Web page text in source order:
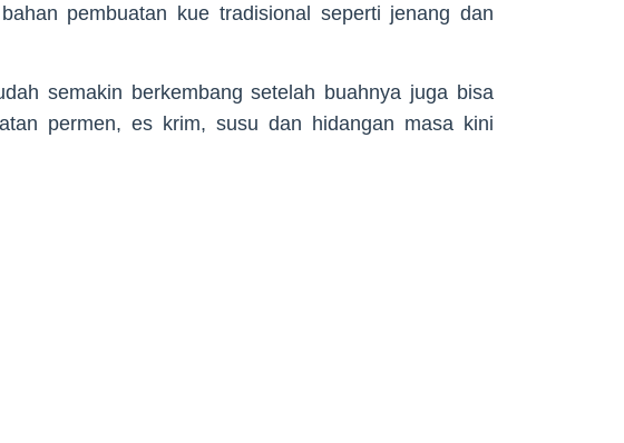
pembuatan kue tradisional seperti jenang dan
semakin berkembang setelah buahnya juga bisa
permen, es krim, susu dan hidangan masa kini